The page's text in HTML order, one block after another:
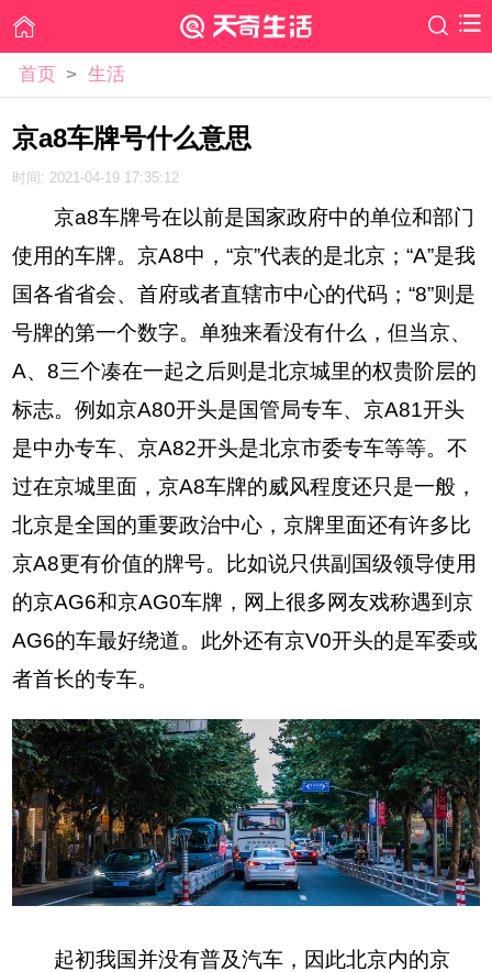
首页 > 生活
京a8车牌号什么意思
时间: 2021-04-19 17:35:12
京a8车牌号在以前是国家政府中的单位和部门
使用的车牌。京A8中，“京”代表的是北京；“A”是我
国各省省会、首府或者直辖市中心的代码；“8”则是
号牌的第一个数字。单独来看没有什么，但当京、
A、8三个凑在一起之后则是北京城里的权贵阶层的
标志。例如京A80开头是国管局专车、京A81开头
是中办专车、京A82开头是北京市委专车等等。不
过在京城里面，京A8车牌的威风程度还只是一般，
北京是全国的重要政治中心，京牌里面还有许多比
京A8更有价值的牌号。比如说只供副国级领导使用
的京AG6和京AG0车牌，网上很多网友戏称遇到京
AG6的车最好绕道。此外还有京V0开头的是军委或
者首长的专车。
起初我国并没有普及汽车，因此北京内的京